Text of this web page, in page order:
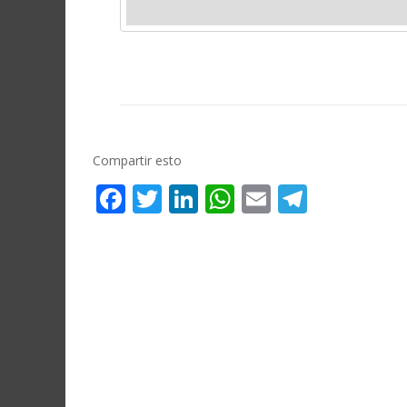
Compartir esto
Facebook
Twitter
LinkedIn
WhatsApp
Email